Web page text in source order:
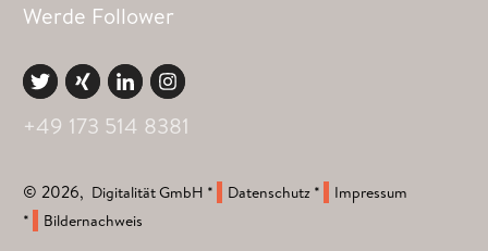
Werde Follower
+49 173 514 8381
© 2026, Digitalität GmbH * Datenschutz *
Impressum
*
Bildernachweis